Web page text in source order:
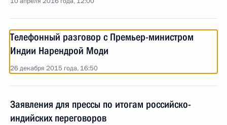
Телефонный разговор с Премьер-министром
Индии Нарендрой Моди
26 декабря 2015 года, 16:50
Заявления для прессы по итогам российско-
индийских переговоров